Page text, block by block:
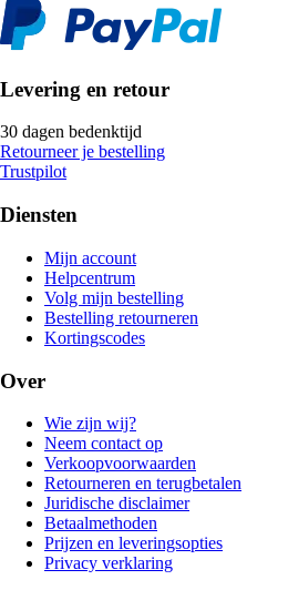
Levering en retour
30 dagen bedenktijd
Retourneer je bestelling
Trustpilot
Diensten
Mijn account
Helpcentrum
Volg mijn bestelling
Bestelling retourneren
Kortingscodes
Over
Wie zijn wij?
Neem contact op
Verkoopvoorwaarden
Retourneren en terugbetalen
Juridische disclaimer
Betaalmethoden
Prijzen en leveringsopties
Privacy verklaring